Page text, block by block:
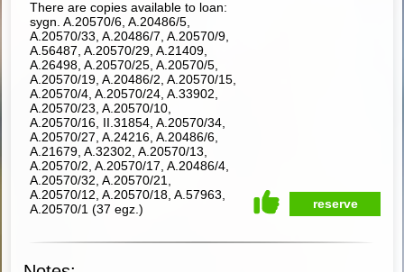
There are copies available to loan:
sygn. A.20570/6, A.20486/5,
A.20570/33, A.20486/7, A.20570/9,
A.56487, A.20570/29, A.21409,
A.26498, A.20570/25, A.20570/5,
A.20570/19, A.20486/2, A.20570/15,
A.20570/4, A.20570/24, A.33902,
A.20570/23, A.20570/10,
A.20570/16, II.31854, A.20570/34,
A.20570/27, A.24216, A.20486/6,
A.21679, A.32302, A.20570/13,
A.20570/2, A.20570/17, A.20486/4,
A.20570/32, A.20570/21,
A.20570/12, A.20570/18, A.57963,
A.20570/1(37 egz.) reserve